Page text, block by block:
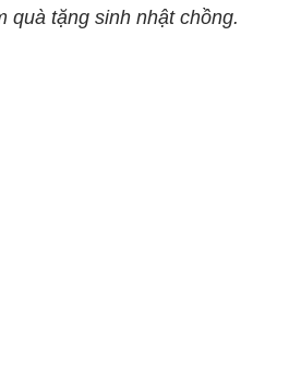
quà tặng sinh nhật chồng.